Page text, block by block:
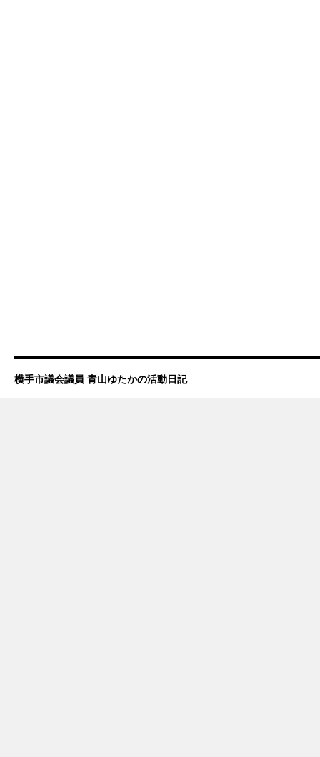
横手市議会議員 青山ゆたかの活動日記